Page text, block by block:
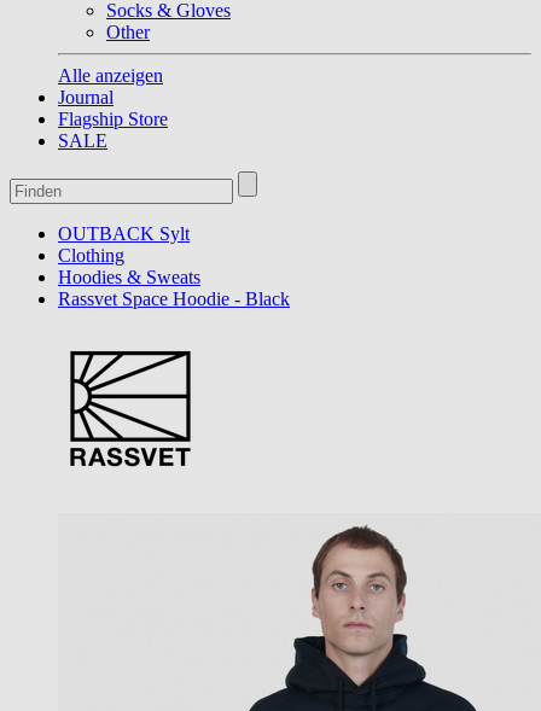
Socks & Gloves
Other
Alle anzeigen
Journal
Flagship Store
SALE
OUTBACK Sylt
Clothing
Hoodies & Sweats
Rassvet Space Hoodie - Black